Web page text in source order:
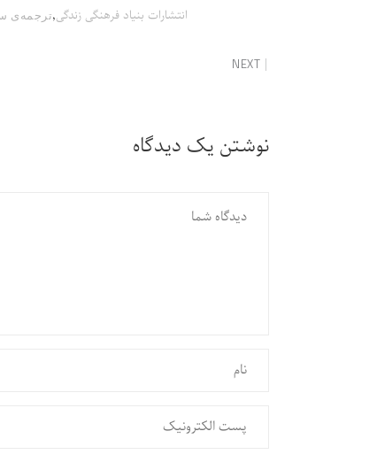
انتشارات بنیاد فرهنگی زندگی,ترجمه‌ی
NEXT
نوشتن یک دیدگاه